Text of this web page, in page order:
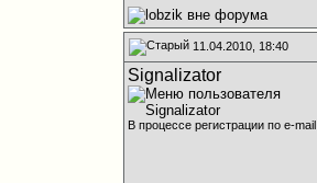
11.04.2010, 18:40
Signalizator
В процессе регистрации по e-mail